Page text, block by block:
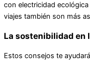
con electricidad
viajes también son más
La sostenibilidad en
Estos consejos te